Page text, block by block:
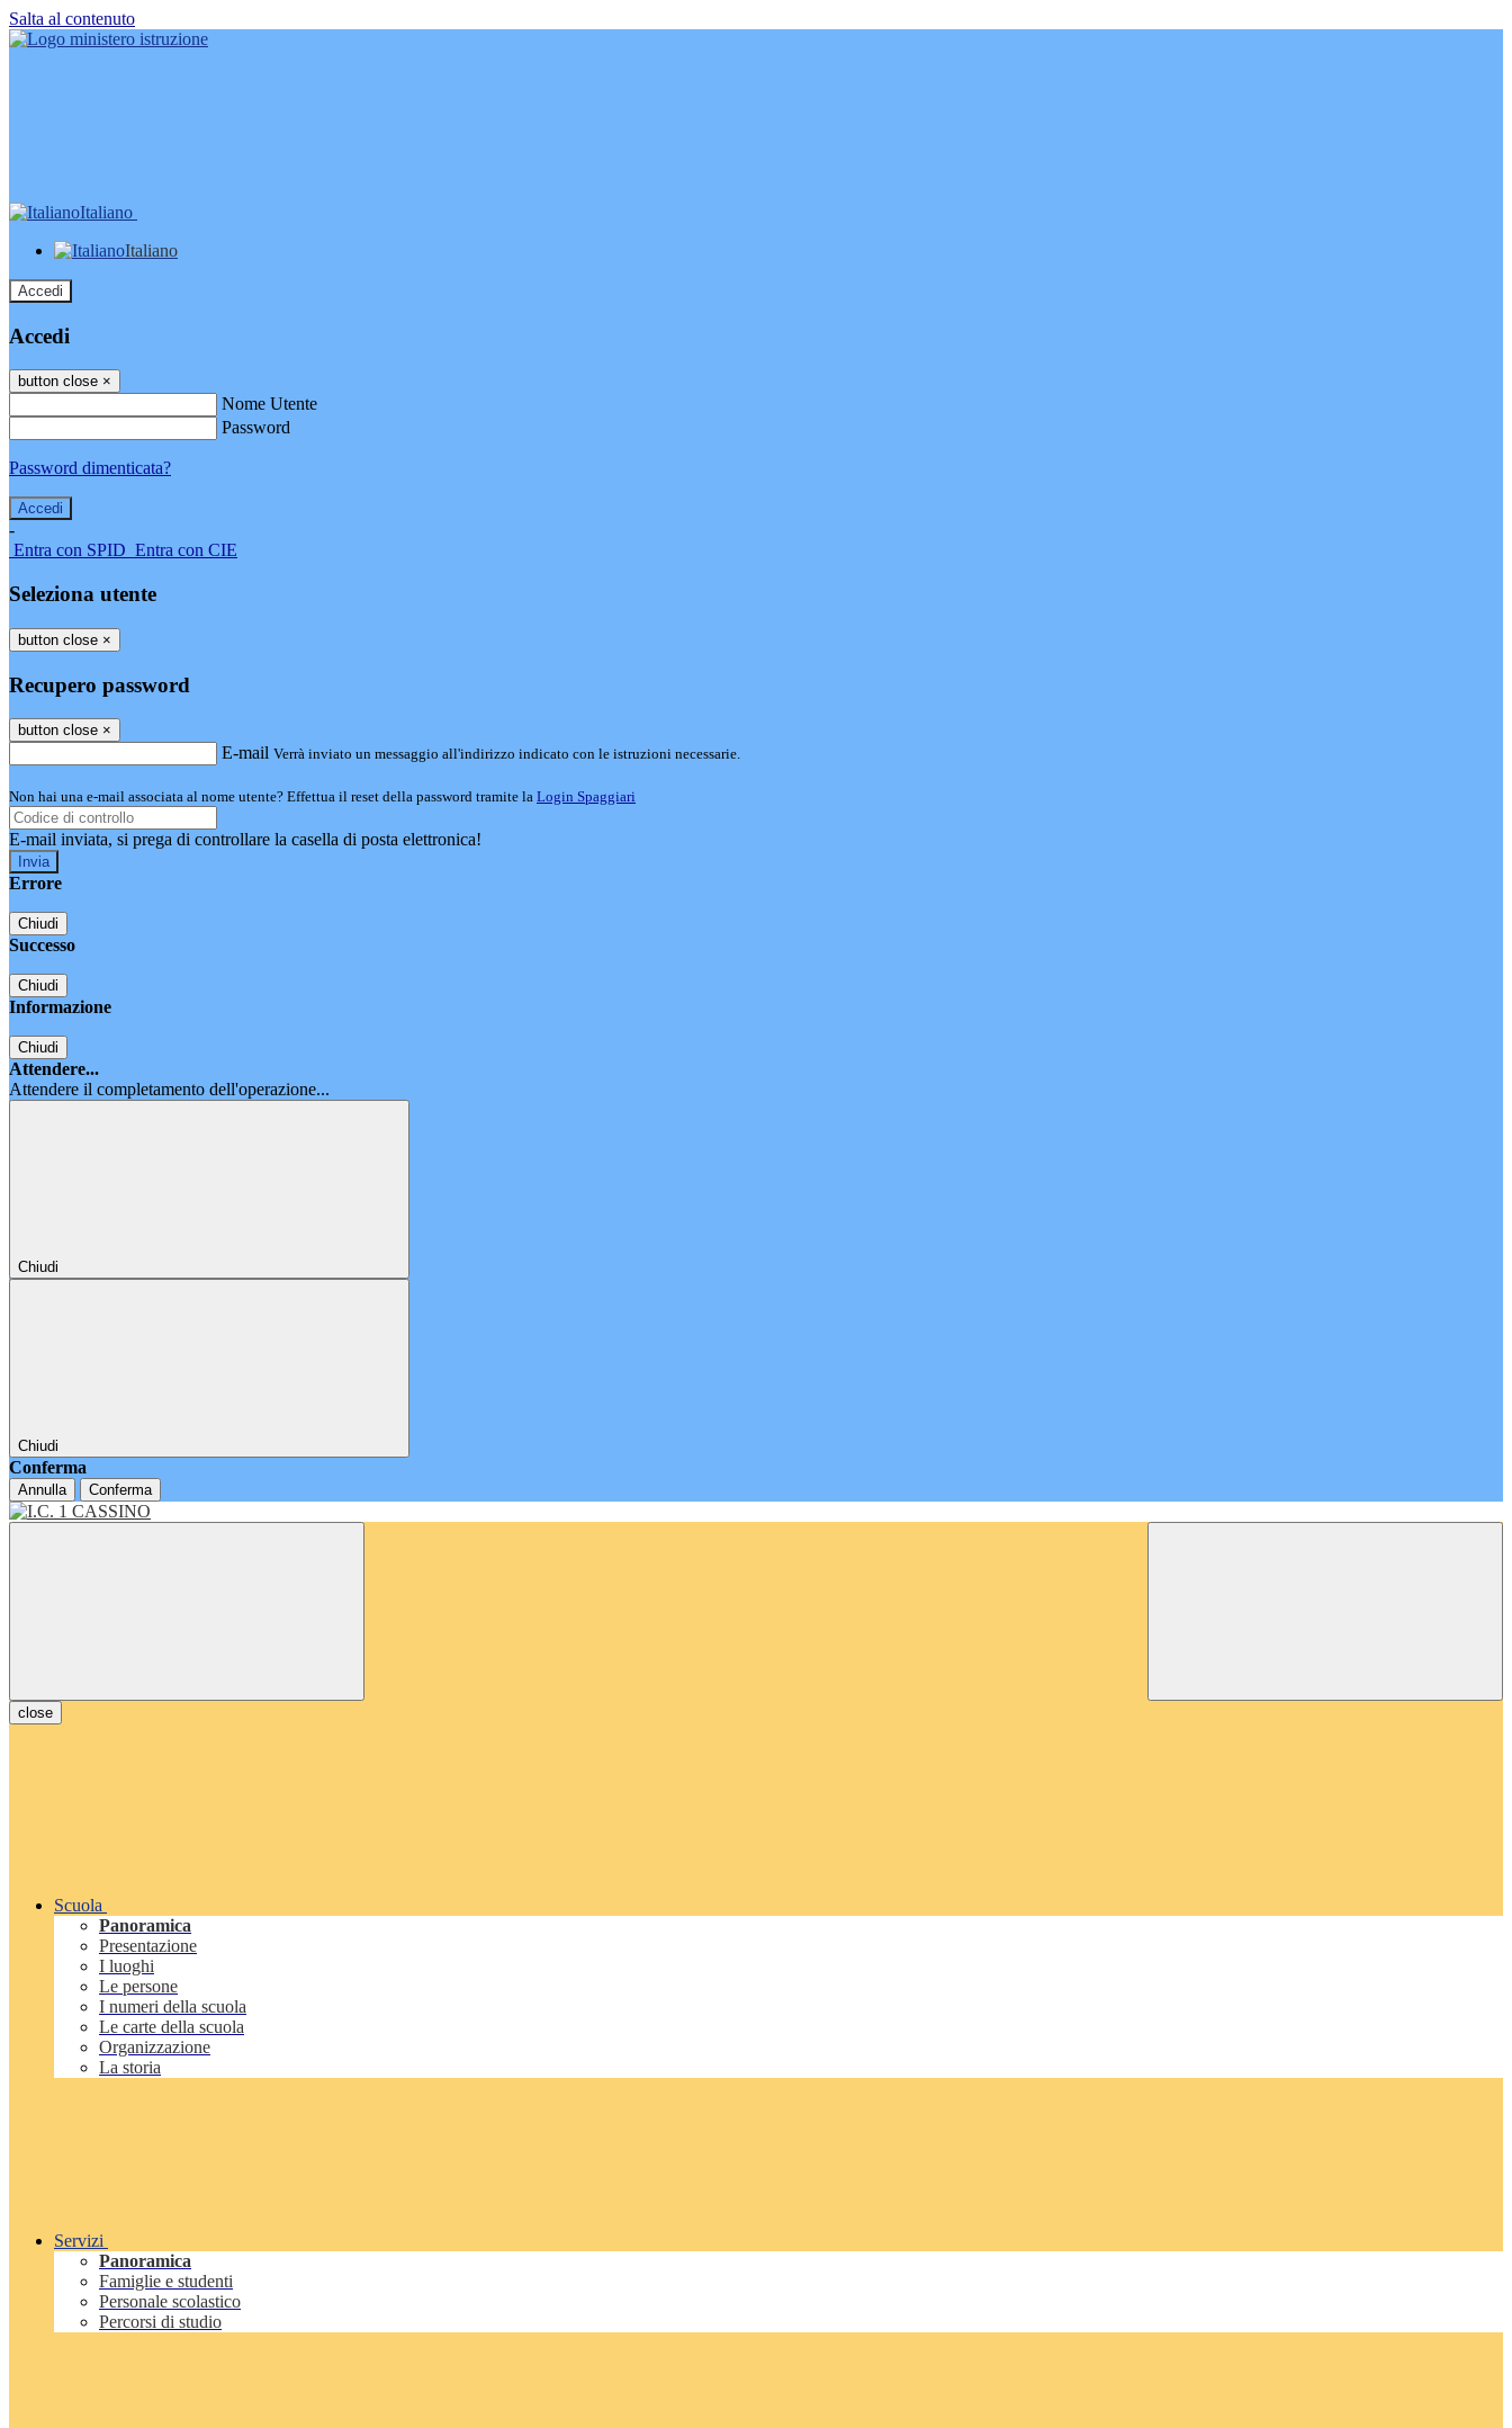
Salta al contenuto
Italiano
Italiano
Accedi
Accedi
button close ×
Nome Utente
Password
Password dimenticata?
-
Entra con SPID Entra con CIE
Seleziona utente
button close ×
Recupero password
button close ×
E-mail Verrà inviato un messaggio all'indirizzo indicato con le istruzioni necessarie.
Non hai una e-mail associata al nome utente? Effettua il reset della password tramite la Login Spaggiari
E-mail inviata, si prega di controllare la casella di posta elettronica!
Errore
Chiudi
Successo
Chiudi
Informazione
Chiudi
Attendere...
Attendere il completamento dell'operazione...
Chiudi
Chiudi
Conferma
Annulla Conferma
close
Scuola
Panoramica
Presentazione
I luoghi
Le persone
I numeri della scuola
Le carte della scuola
Organizzazione
La storia
Servizi
Panoramica
Famiglie e studenti
Personale scolastico
Percorsi di studio